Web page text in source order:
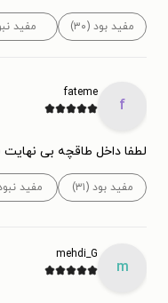
مفید بود (۳۰) مفید
f
fateme
لطفا داخل طاقچه بی
مفید بود (۳۱) مفید نبود
m
mehdi_G